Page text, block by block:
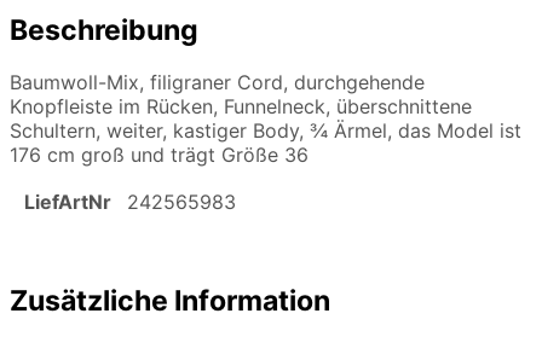
Beschreibung
Baumwoll-Mix, filigraner Cord, durchgehende
Knopfleiste im Rücken, Funnelneck, überschnittene
Schultern, weiter, kastiger Body, ¾ Ärmel, das Model ist
176 cm groß und trägt Größe 36
LiefArtNr
242565983
Zusätzliche Information